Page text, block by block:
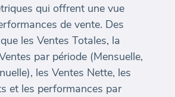
qui offrent une vue
de vente. Des
les Ventes Totales, la
par période (Mensuelle,
les Ventes Nette, les
et les performances par